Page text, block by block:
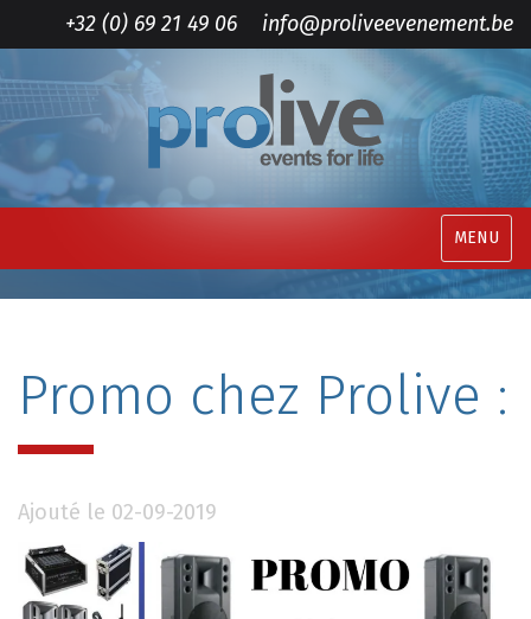
+32 (0) 69 21 49 06 info@proliveevenement.be
MENU
Promo chez Prolive :
Ajouté le 02-09-2019